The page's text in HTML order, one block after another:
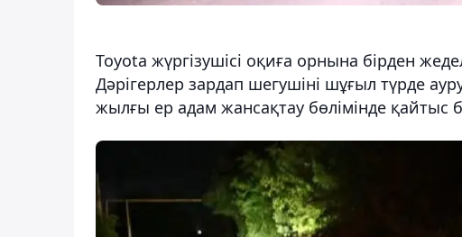
Toyota жүргізушісі оқиға орнына бірден
Дәрігерлер зардап шегушіні шұғыл түрде
жылғы ер адам жансақтау бөлімінде қайтыс